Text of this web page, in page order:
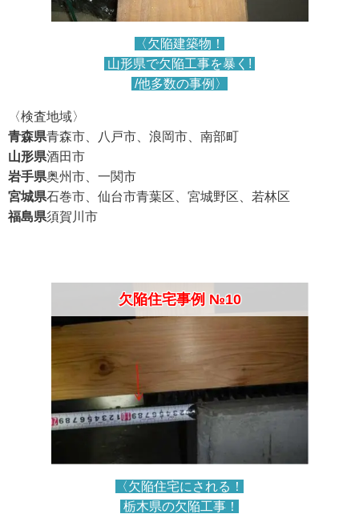
〈欠陥建築物！
山形県で欠陥工事を暴く!
/他多数の事例〉
〈検査地域〉
青森県青森市、八戸市、浪岡市、南部町
山形県酒田市
岩手県奥州市、一関市
宮城県石巻市、仙台市青葉区、宮城野区、若林区
福島県須賀川市
欠陥住宅事例 №10
〈欠陥住宅にされる！
栃木県の欠陥工事！